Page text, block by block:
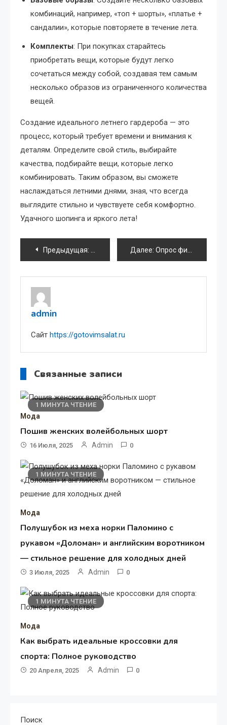
комбинаций, например, «топ + шорты», «платье +
сандалии», которые повторяете в течение лета.
Комплекты: При покупках старайтесь
приобретать вещи, которые будут легко
сочетаться между собой, создавая тем самым
несколько образов из ограниченного количества
вещей.
Создание идеального летнего гардероба — это
процесс, который требует времени и внимания к
деталям. Определите свой стиль, выбирайте
качества, подбирайте вещи, которые легко
комбинировать. Таким образом, вы сможете
наслаждаться летними днями, зная, что всегда
выглядите стильно и чувствуете себя комфортно.
Удачного шопинга и яркого лета!
Навигация
по
записям
Предыдущая: Как организовать путешествие с
Далее: Опрос фильм Стивена Спилберга
admin
Сайт https://gotovimsalat.ru
Связанные записи
1 МИНУТА ЧТЕНИЕ
Мода
Пошив женских волейбольных шорт
16 Июля, 2025 Admin 0
1 МИНУТА ЧТЕНИЕ
Мода
Полушубок из меха норки Паломино с
рукавом «Доломан» и английским воротником
— стильное решение для холодных дней
3 Июля, 2025 Admin 0
1 МИНУТА ЧТЕНИЕ
Мода
Как выбрать идеальные кроссовки для
спорта: Полное руководство
20 Апреля, 2025 Admin 0
Поиск